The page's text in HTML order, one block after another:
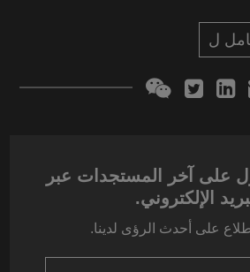
على آخر المستجدات عبر
الإلكتروني.
على أحدث الرؤى لدينا.